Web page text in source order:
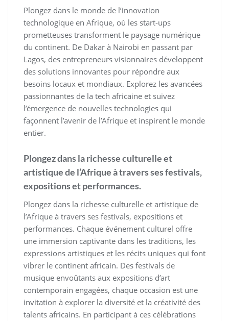
Plongez dans le monde de l’innovation
technologique en Afrique, où les start-ups
prometteuses transforment le paysage numérique
du continent. De Dakar à Nairobi en passant par
Lagos, des entrepreneurs visionnaires développent
des solutions innovantes pour répondre aux
besoins locaux et mondiaux. Explorez les avancées
passionnantes de la tech africaine et suivez
l’émergence de nouvelles technologies qui
façonnent l’avenir de l’Afrique et inspirent le monde
entier.
Plongez dans la richesse culturelle et
artistique de l’Afrique à travers ses festivals,
expositions et performances.
Plongez dans la richesse culturelle et artistique de
l’Afrique à travers ses festivals, expositions et
performances. Chaque événement culturel offre
une immersion captivante dans les traditions, les
expressions artistiques et les récits uniques qui font
vibrer le continent africain. Des festivals de
musique envoûtants aux expositions d’art
contemporain engagées, chaque occasion est une
invitation à explorer la diversité et la créativité des
talents africains. En participant à ces célébrations